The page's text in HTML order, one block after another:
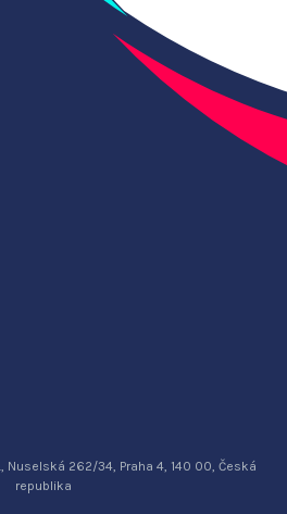
Nuselská 262/34, Praha 4, 140 00, Česká
republika